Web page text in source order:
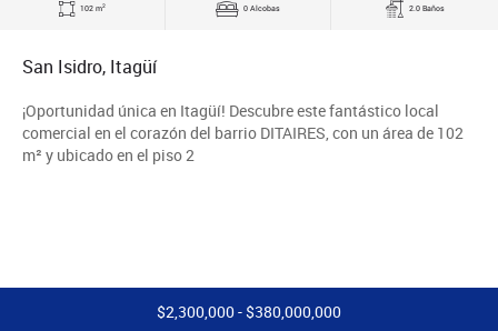
102 m2 0 Alcobas 2.0 Baños
San Isidro, Itagüí
¡Oportunidad única en Itagüí! Descubre este fantástico local
comercial en el corazón del barrio DITAIRES, con un área de 102
m² y ubicado en el piso 2
$2,300,000 - $380,000,000